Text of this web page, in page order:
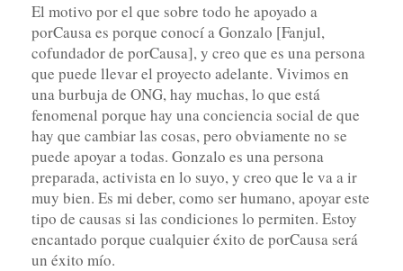
El motivo por el que sobre todo he apoyado a
porCausa es porque conocí a Gonzalo [Fanjul,
cofundador de porCausa], y creo que es una persona
que puede llevar el proyecto adelante. Vivimos en
una burbuja de ONG, hay muchas, lo que está
fenomenal porque hay una conciencia social de que
hay que cambiar las cosas, pero obviamente no se
puede apoyar a todas. Gonzalo es una persona
preparada, activista en lo suyo, y creo que le va a ir
muy bien. Es mi deber, como ser humano, apoyar este
tipo de causas si las condiciones lo permiten. Estoy
encantado porque cualquier éxito de porCausa será
un éxito mío.